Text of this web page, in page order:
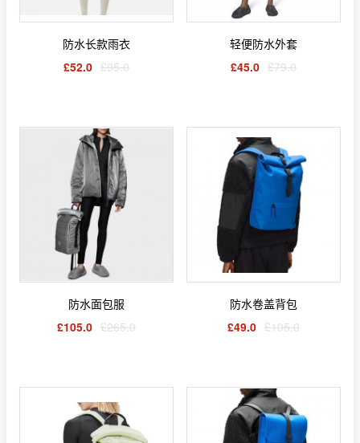
防水长款雨衣
£52.0 £95.0
轻便防水外套
£45.0 £79.0
防水面包服
£105.0 £265.0
防水卷盖背包
£49.0 £105.0